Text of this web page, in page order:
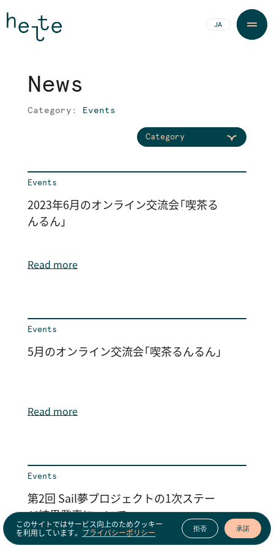
JA
N ews
Category: Events
Category
Events
2023年6月のオンライン交流会「喫茶る
んるん」
Read more
Events
5月のオンライン交流会「喫茶るんるん」
Read more
Events
第2回 Sail夢プロジェクトの1次ステー
ジ結果発表について
このサイトではサービス向上のためクッキー
を利用しています。 プライバシーポリシー 拒否 承諾